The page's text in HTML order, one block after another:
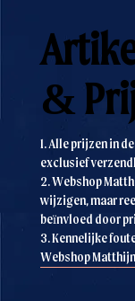
&
1. Alle prijzen in
exclusief
2. Webshop
wijzigen, maar
beïnvloed door
3. Kennelijke
Webshop